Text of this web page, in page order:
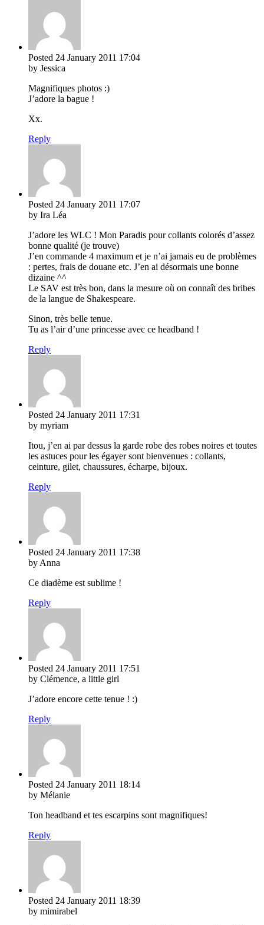
Posted 24 January 2011 17:04
by Jessica
Magnifiques photos :)
J’adore la bague !
Xx.
Reply
Posted 24 January 2011 17:07
by Ira Léa
J’adore les WLC ! Mon Paradis pour collants colorés d’assez
bonne qualité (je trouve)
J’en commande 4 maximum et je n’ai jamais eu de problèmes
: pertes, frais de douane etc. J’en ai désormais une bonne
dizaine ^^
Le SAV est très bon, dans la mesure où on connaît des bribes
de la langue de Shakespeare.
Sinon, très belle tenue.
Tu as l’air d’une princesse avec ce headband !
Reply
Posted 24 January 2011 17:31
by myriam
Itou, j’en ai par dessus la garde robe des robes noires et toutes
les astuces pour les égayer sont bienvenues : collants,
ceinture, gilet, chaussures, écharpe, bijoux.
Reply
Posted 24 January 2011 17:38
by Anna
Ce diadème est sublime !
Reply
Posted 24 January 2011 17:51
by Clémence, a little girl
J’adore encore cette tenue ! :)
Reply
Posted 24 January 2011 18:14
by Mélanie
Ton headband et tes escarpins sont magnifiques!
Reply
Posted 24 January 2011 18:39
by mimirabel